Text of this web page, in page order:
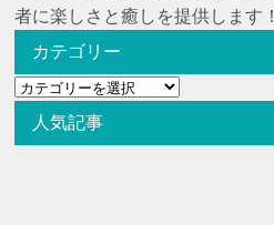
者に楽しさと癒しを提供します！
カテゴリー
カ
人気記事